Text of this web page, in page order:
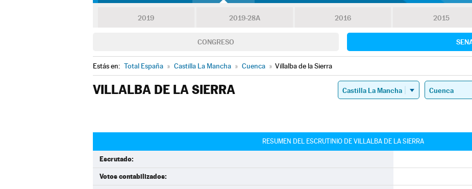
2019 2019-28A 2016 2015
CONGRESO
Estás en: Total España » Castilla La Mancha » Cuenca » Villalba de la Sierra
VILLALBA DE LA SIERRA
RESUMEN DEL ESCRUTINIO DE VILLALBA DE LA SIERRA
Escrutado:
Votos contabilizados: